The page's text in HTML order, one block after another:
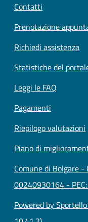
Contatti
Prenotazione
Richiedi assistenza
Statistiche del
Leggi le FAQ
Pagamenti
Riepilogo valutazioni
Piano di
Comune di Bolgare
00240930164 -
Powered by